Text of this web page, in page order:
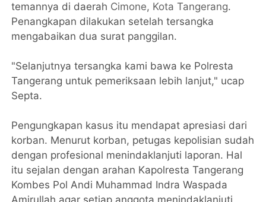
temannya di daerah Cimone, Kota Tangerang.
Penangkapan dilakukan setelah tersangka
mengabaikan dua surat panggilan.
"Selanjutnya tersangka kami bawa ke Polresta
Tangerang untuk pemeriksaan lebih lanjut," ucap
Septa.
Pengungkapan kasus itu mendapat apresiasi dari
korban. Menurut korban, petugas kepolisian sudah
dengan profesional menindaklanjuti laporan. Hal
itu sejalan dengan arahan Kapolresta Tangerang
Kombes Pol Andi Muhammad Indra Waspada